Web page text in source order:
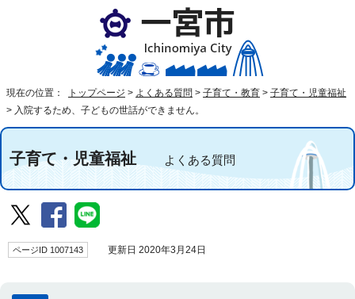
現在の位置： トップページ > よくある質問 > 子育て・教育 > 子育て・児童福祉
> 入院するため、子どもの世話ができません。
子育て・児童福祉 よくある質問
ページID 1007143 更新日 2020年3月24日